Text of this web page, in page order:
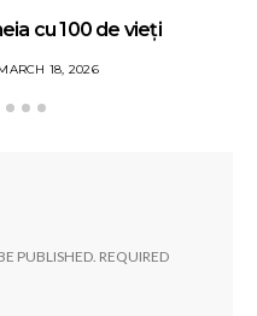
cu 100 de vieți
18, 2026
PUBLISHED. REQUIRED